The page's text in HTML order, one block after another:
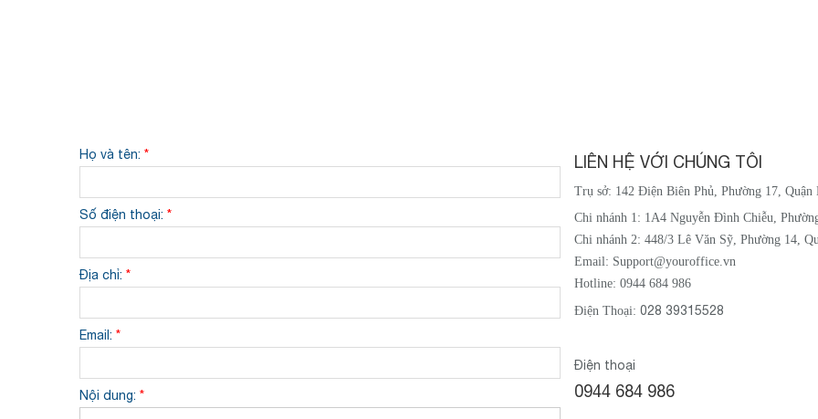
Họ và tên: *
Số điện thoại: *
Địa chỉ: *
Email: *
Nội dung: *
LIÊN HỆ VỚI CHÚNG TÔI
Trụ sở: 142 Điện Biên Phủ, Phường 17, Quận
Chi nhánh 1: 1A4 Nguyễn Đình Chiễu,
Chi nhánh 2: 448/3 Lê Văn Sỹ, Phường 14,
Email: Support@youroffice.vn
Hotline: 0944 684 986
Điện Thoại: 028 39315528
Điện thoại
0944 684 986